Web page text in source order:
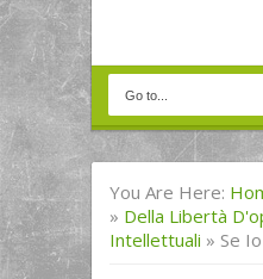
You Are Here:
» Della Libertà
Intellettuali » Se